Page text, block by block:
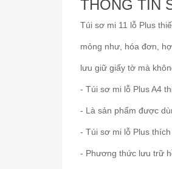
THÔNG TIN
Túi sơ mi 11 lỗ Plus
mỏng như, hóa đơn,
lưu giữ giấy tờ mà
- Túi sơ mi lỗ Plus A4
- Là sản phẩm được
- Túi sơ mi lỗ Plus
- Phương thức lưu trữ